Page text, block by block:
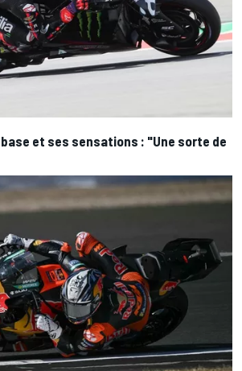
et ses sensations : "Une sorte de